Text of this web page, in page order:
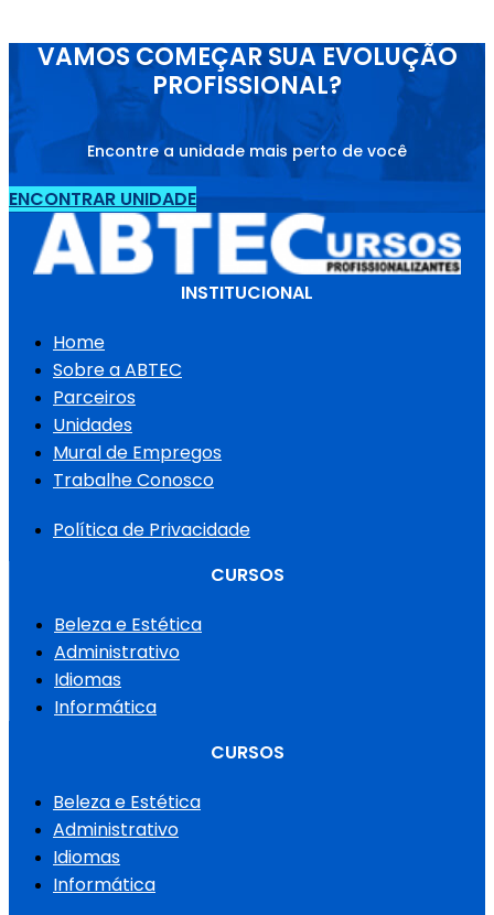
VAMOS COMEÇAR SUA EVOLUÇÃO
PROFISSIONAL?
Encontre a unidade mais perto de você
ENCONTRAR UNIDADE
INSTITUCIONAL
Home
Sobre a ABTEC
Parceiros
Unidades
Mural de Empregos
Trabalhe Conosco
Política de Privacidade
CURSOS
Beleza e Estética
Administrativo
Idiomas
Informática
CURSOS
Beleza e Estética
Administrativo
Idiomas
Informática